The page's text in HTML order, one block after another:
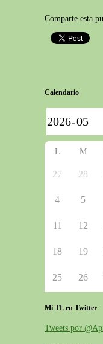
Comparte esta
Calendario
L M
27 28
4 5
11 12
18 19
25 26
Mi TL en Twitter
Tweets por